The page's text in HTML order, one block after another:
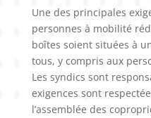
Une des principales
personnes à mobilité
boîtes soient situées à
tous, y compris aux
Les syndics sont
exigences sont
l’assemblée des